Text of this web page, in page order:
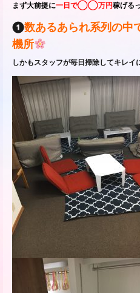
まず大前提に一日で◯◯万円稼げる
❶数あるあられ系列の中
機所
しかもスタッフが毎日掃除してキレイ